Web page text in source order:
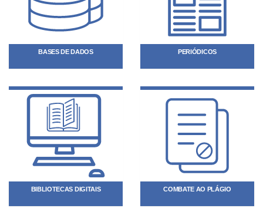
BASES DE DADOS PERIÓDICOS
BIBLIOTECAS DIGITAIS COMBATE AO PLÁGIO